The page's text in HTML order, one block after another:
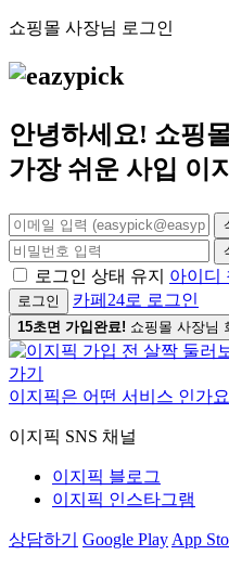
쇼핑몰 사장님 로그인
안녕하세요! 쇼핑
가장 쉬운 사입 이
로그인 상태 유지 아이디
로그인 카페24로 로그인
15초면 가입완료! 쇼핑몰 사장님
이지픽은 어떤 서비스 인가
이지픽 SNS 채널
이지픽 블로그
이지픽 인스타그램
상담하기 Google Play App